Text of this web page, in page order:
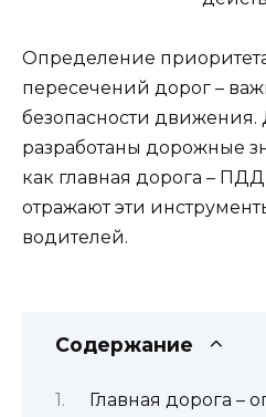
Определение
пересечений дорог –
безопасности движения.
разработаны дорожные
как главная дорога –
отражают эти
водителей.
Содержание
Главная дорога –